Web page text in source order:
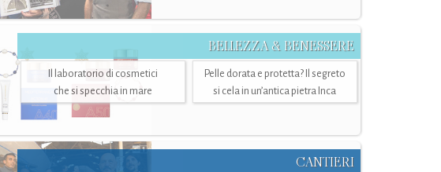
BELLEZZA & BENESSERE
Il laboratorio di cosmetici
che si specchia in mare
Pelle dorata e protetta? Il segreto
si cela in un’antica pietra Inca
CANTIERI